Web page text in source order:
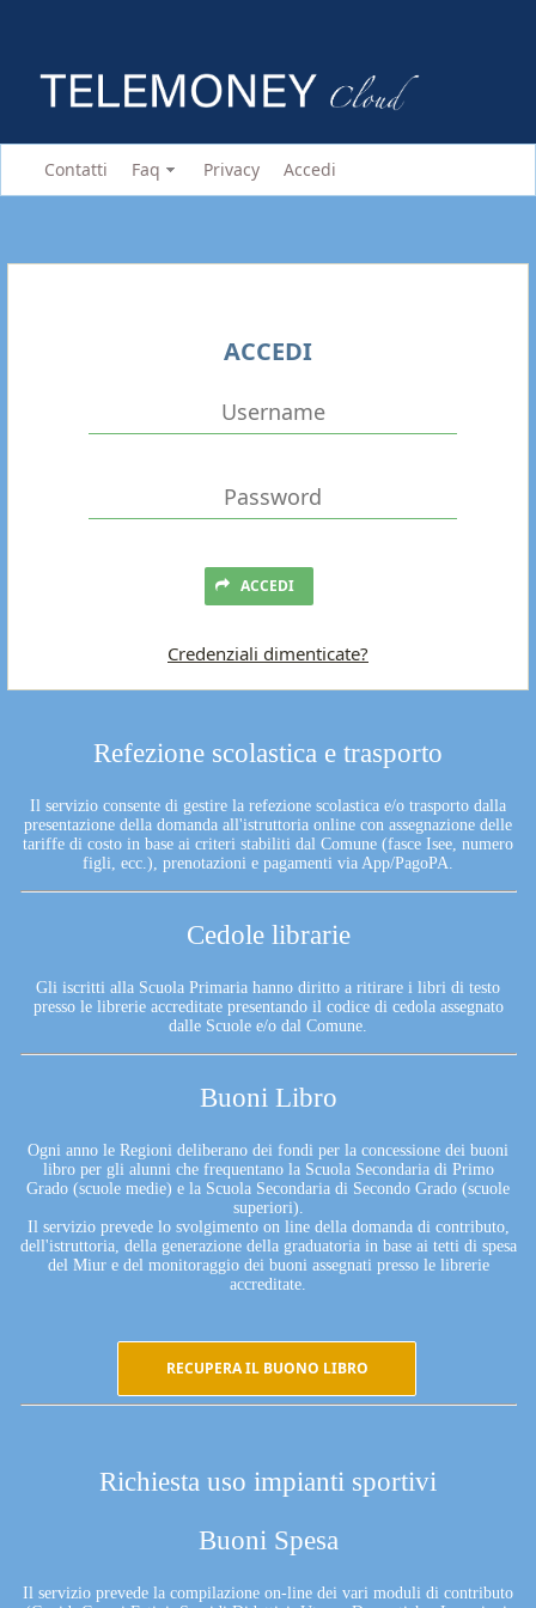
Contatti Faq Privacy Accedi
Refezione scolastica e trasporto
Il servizio consente di gestire la refezione scolastica e/o trasporto dalla
presentazione della domanda all'istruttoria online con assegnazione delle
tariffe di costo in base ai criteri stabiliti dal Comune (fasce Isee, numero
figli, ecc.), prenotazioni e pagamenti via App/PagoPA.
Cedole librarie
Gli iscritti alla Scuola Primaria hanno diritto a ritirare i libri di testo
presso le librerie accreditate presentando il codice di cedola assegnato
dalle Scuole e/o dal Comune.
Buoni Libro
Ogni anno le Regioni deliberano dei fondi per la concessione dei buoni
libro per gli alunni che frequentano la Scuola Secondaria di Primo
Grado (scuole medie) e la Scuola Secondaria di Secondo Grado (scuole
superiori).
Il servizio prevede lo svolgimento on line della domanda di contributo,
dell'istruttoria, della generazione della graduatoria in base ai tetti di spesa
del Miur e del monitoraggio dei buoni assegnati presso le librerie
accreditate.
RECUPERA IL BUONO LIBRO
Richiesta uso impianti sportivi
Buoni Spesa
Il servizio prevede la compilazione on-line dei vari moduli di contributo
ACCEDI
ACCEDI
Credenziali dimenticate?